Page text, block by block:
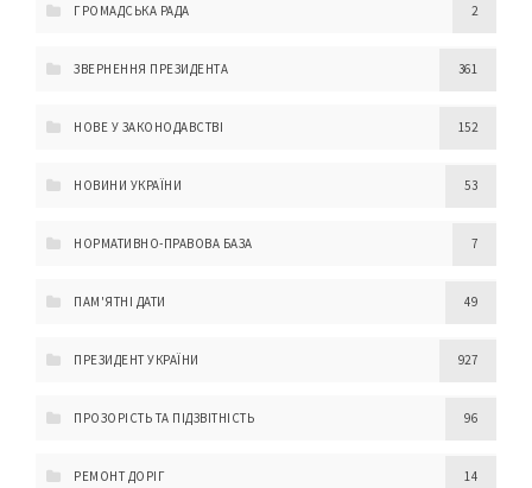
ГРОМАДСЬКА РАДА 2
ЗВЕРНЕННЯ ПРЕЗИДЕНТА 361
НОВЕ У ЗАКОНОДАВСТВІ 152
НОВИНИ УКРАЇНИ 53
НОРМАТИВНО-ПРАВОВА БАЗА 7
ПАМ'ЯТНІ ДАТИ 49
ПРЕЗИДЕНТ УКРАЇНИ 927
ПРОЗОРІСТЬ ТА ПІДЗВІТНІСТЬ 96
РЕМОНТ ДОРІГ 14